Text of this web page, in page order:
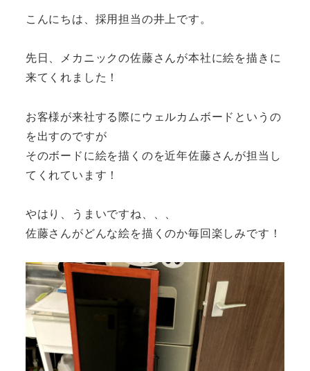
こんにちは、採用担当の井上です。
先日、メカニックの佐藤さんが本社に絵を描きに
来てくれました！
お客様が来社する際にウェルカムボードというの
を出すのですが
そのボードに絵を描くのを近年佐藤さんが担当し
てくれています！
やはり、うまいですね、、、
佐藤さんがどんな絵を描くのか毎回楽しみです！